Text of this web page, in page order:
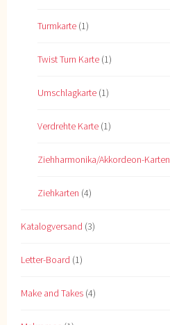
Turmkarte (1)
Twist Turn Karte (1)
Umschlagkarte (1)
Verdrehte Karte (1)
Ziehharmonika/Akkordeon-Karten
Ziehkarten (4)
Katalogversand (3)
Letter-Board (1)
Make and Takes (4)